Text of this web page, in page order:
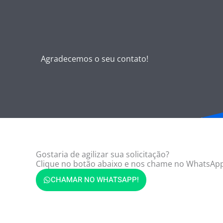
Agradecemos o seu contato!
Gostaria de agilizar sua solicitação?
Clique no botão abaixo e nos chame no
CHAMAR NO WHATSAPP!